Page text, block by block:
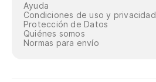
Ayuda
Condiciones de uso y privacidad
Protección de Datos
Quiénes somos
Normas para envío